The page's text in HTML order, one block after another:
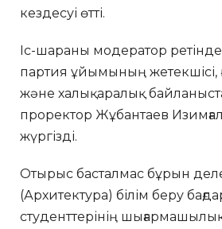
кездесуі өтті.
Іс-шараны модератор
партия ұйымының
және халықаралық
проректор Жұбантаев
жүргізді.
Отырыс басталмас бұрын
(Архитектура) білім беру
студенттерінің